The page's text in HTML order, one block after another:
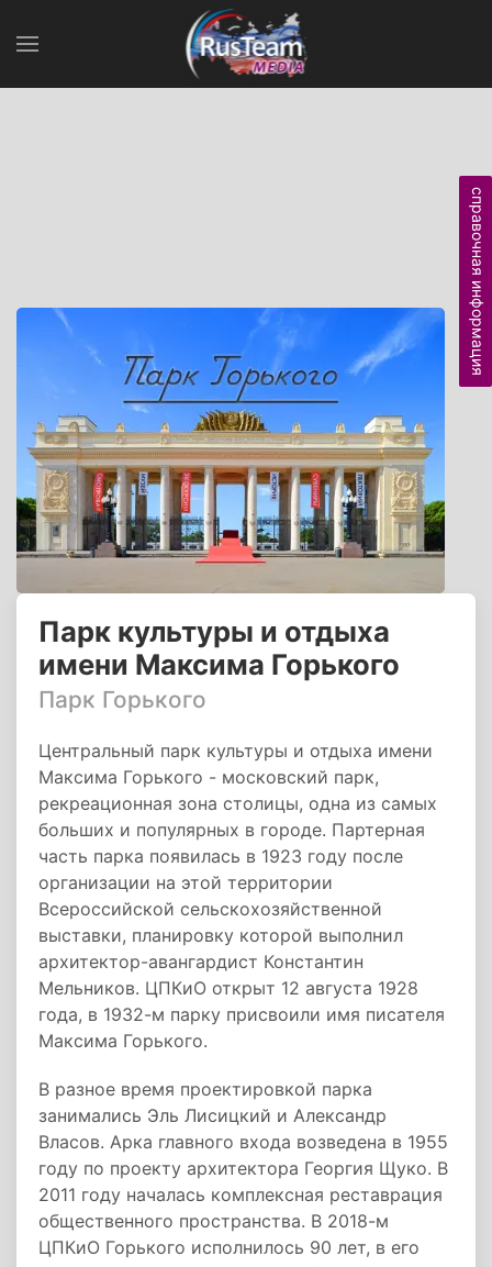
Парк культуры и отдыха
имени Максима Горького
Парк Горького
Центральный парк культуры и отдыха имени
Максима Горького - московский парк,
рекреационная зона столицы, одна из самых
больших и популярных в городе. Партерная
часть парка появилась в 1923 году после
организации на этой территории
Всероссийской сельскохозяйственной
выставки, планировку которой выполнил
архитектор-авангардист Константин
Мельников. ЦПКиО открыт 12 августа 1928
года, в 1932-м парку присвоили имя писателя
Максима Горького.
В разное время проектировкой парка
занимались Эль Лисицкий и Александр
Власов. Арка главного входа возведена в 1955
году по проекту архитектора Георгия Щуко. В
2011 году началась комплексная реставрация
общественного пространства. В 2018-м
ЦПКиО Горького исполнилось 90 лет, в его
справочная информация